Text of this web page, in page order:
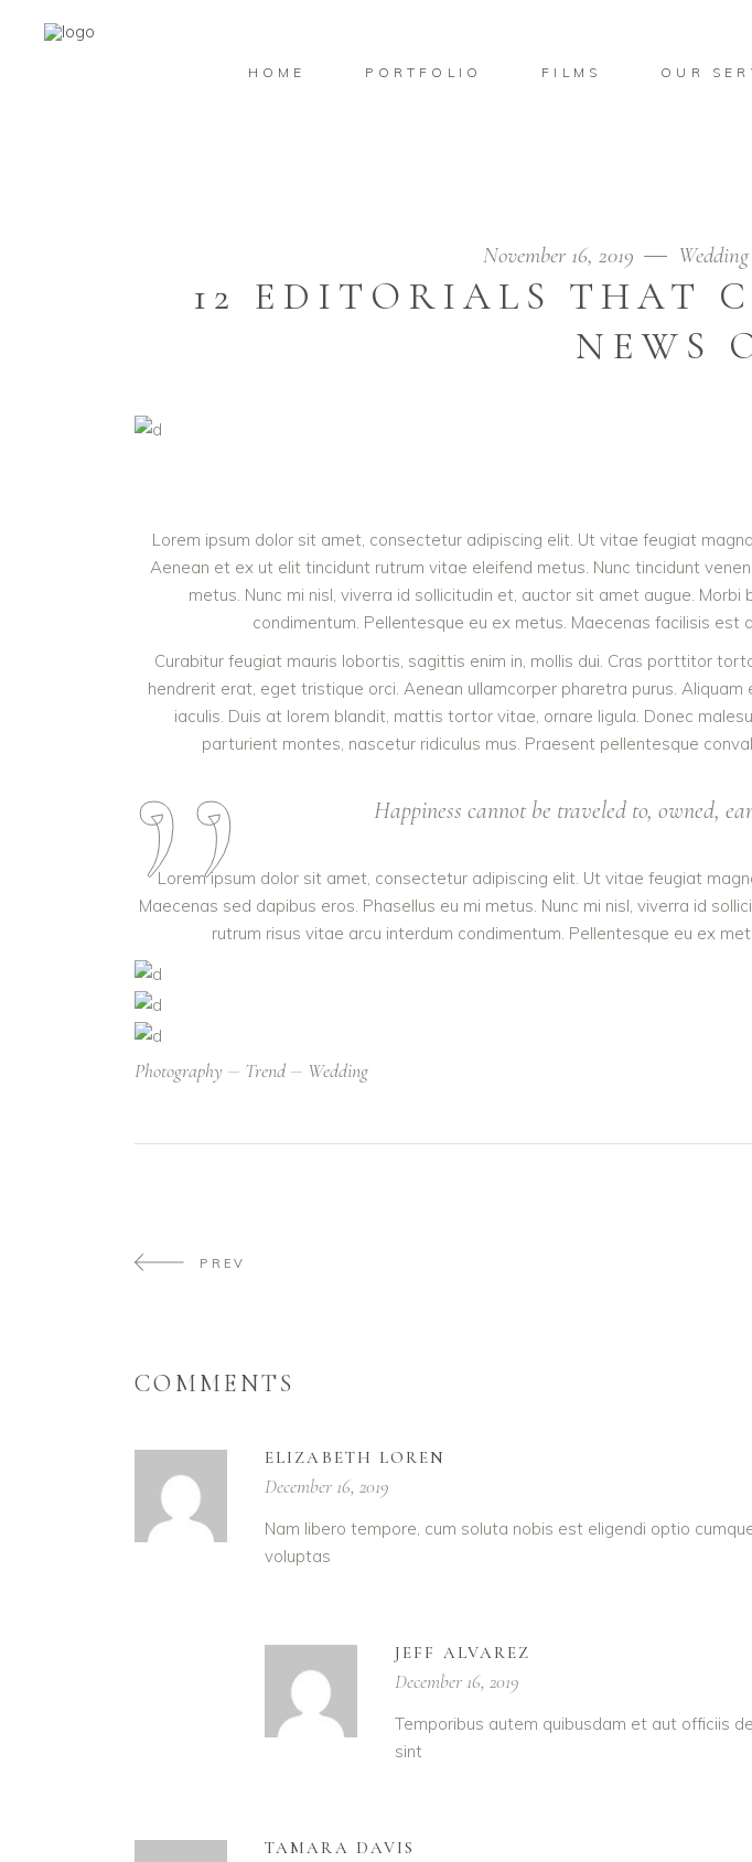
HOME PORTFOLIO FILMS OUR
November 16, 2019 Wedding
12 EDITORIALS THAT
NEWS
Lorem ipsum dolor sit amet, consectetur adipiscing elit. Ut vitae feugiat
Aenean et ex ut elit tincidunt rutrum vitae eleifend metus. Nunc tincidunt
metus. Nunc mi nisl, viverra id sollicitudin et, auctor sit amet augue.
condimentum. Pellentesque eu ex metus. Maecenas facilisis
Curabitur feugiat mauris lobortis, sagittis enim in, mollis dui. Cras porttitor
hendrerit erat, eget tristique orci. Aenean ullamcorper pharetra purus.
iaculis. Duis at lorem blandit, mattis tortor vitae, ornare ligula. Donec
parturient montes, nascetur ridiculus mus. Praesent pellentesque
Happiness cannot be traveled to, owned,
Lorem ipsum dolor sit amet, consectetur adipiscing elit. Ut vitae feugiat
Maecenas sed dapibus eros. Phasellus eu mi metus. Nunc mi nisl, viverra id
rutrum risus vitae arcu interdum condimentum. Pellentesque eu ex
Photography Trend Wedding
PREV
COMMENTS
ELIZABETH LOREN
December 16, 2019
Nam libero tempore, cum soluta nobis est eligendi optio
voluptas
JEFF ALVAREZ
December 16, 2019
Temporibus autem quibusdam et aut officiis
sint
TAMARA DAVIS